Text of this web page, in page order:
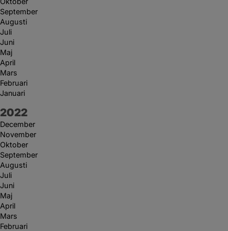
September
Augusti
Juli
Juni
Maj
April
Mars
Februari
Januari
År:
2022
December
November
Oktober
September
Augusti
Juli
Juni
Maj
April
Mars
Februari